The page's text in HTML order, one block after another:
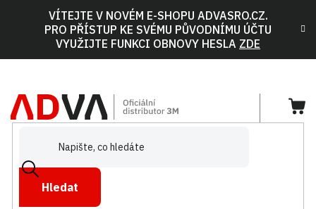
VÍTEJTE V NOVÉM E-SHOPU ADVASRO.CZ.
PRO PŘÍSTUP KE SVÉMU PŮVODNÍMU ÚČTU
VYUŽIJTE FUNKCI OBNOVY HESLA ZDE
Hledat